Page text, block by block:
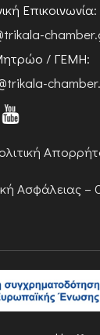
Επικοινωνία:
/ ΓΕΜΗ:
Ασφάλειας –